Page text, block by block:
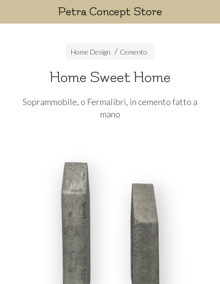
Petra Concept Store
Home Design Cemento
Home Sweet Home
Soprammobile, o Fermalibri, in cemento fatto a
mano